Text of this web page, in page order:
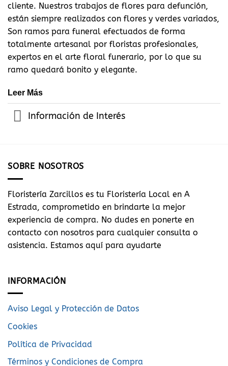
cliente. Nuestros trabajos de flores para defunción,
están siempre realizados con flores y verdes variados,
Son ramos para funeral efectuados de forma
totalmente artesanal por floristas profesionales,
expertos en el arte floral funerario, por lo que su
ramo quedará bonito y elegante.
Leer Más
Información de Interés
SOBRE NOSOTROS
Floristería Zarcillos es tu Floristería Local en A
Estrada, comprometido en brindarte la mejor
experiencia de compra. No dudes en ponerte en
contacto con nosotros para cualquier consulta o
asistencia. Estamos aquí para ayudarte
INFORMACIÓN
Aviso Legal y Protección de Datos
Cookies
Política de Privacidad
Términos y Condiciones de Compra